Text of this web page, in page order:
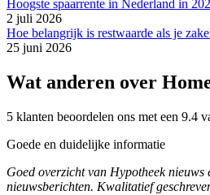
Hoogste spaarrente in Nederland in
2 juli 2026
Hoe belangrijk is restwaarde als je
25 juni 2026
Wat anderen over
5 klanten beoordelen ons met een 9.4
Goede en duidelijke informatie
Goed overzicht van Hypotheek nieuws
nieuwsberichten. Kwalitatief